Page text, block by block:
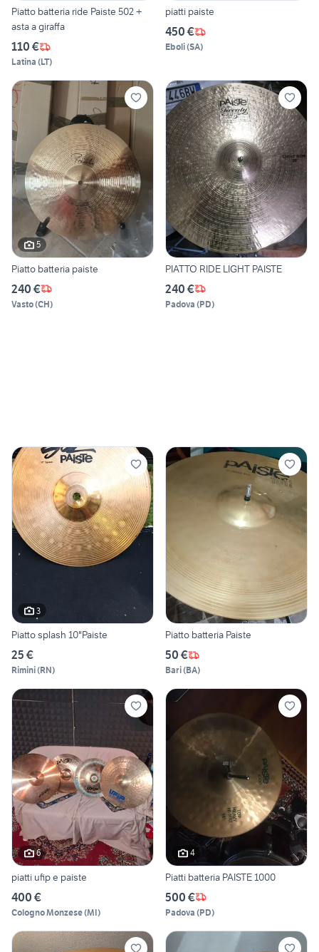
Piatto batteria ride Paiste 502 +
asta a giraffa
110 €
Latina (LT)
piatti paiste
450 €
Eboli(SA)
5
Piatto batteria paiste
240 €
Vasto(CH)
PIATTO RIDE LIGHT PAISTE
240 €
Padova (PD)
3
Piatto splash 10"Paiste
25 €
Rimini(RN)
Piatto batteria Paiste
50 €
Bari(BA)
6
piatti ufip e paiste
400 €
Cologno Monzese(MI)
4
Piatti batteria PAISTE 1000
500 €
Padova (PD)